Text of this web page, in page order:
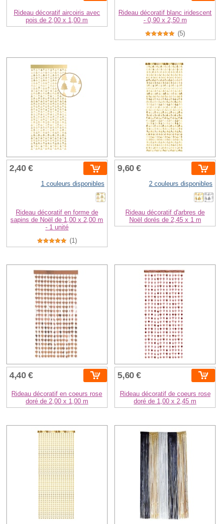
Rideau décoratif aircoiris avec
pois de 2,00 x 1,00 m
Rideau décoratif blanc iridescent
- 0,90 x 2,50 m
(5)
2,40 €
1 couleurs disponibles
Rideau décoratif en forme de
sapins de Noël de 1,00 x 2,00 m
- 1 unité
(1)
9,60 €
2 couleurs disponibles
Rideau décoratif d'arbres de
Noël dorés de 2,45 x 1 m
4,40 €
Rideau décoratif en coeurs rose
doré de 2,00 x 1,00 m
5,60 €
Rideau décoratif de coeurs rose
doré de 1,00 x 2,45 m